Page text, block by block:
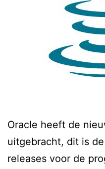
Oracle heeft de
uitgebracht, dit is
releases voor de